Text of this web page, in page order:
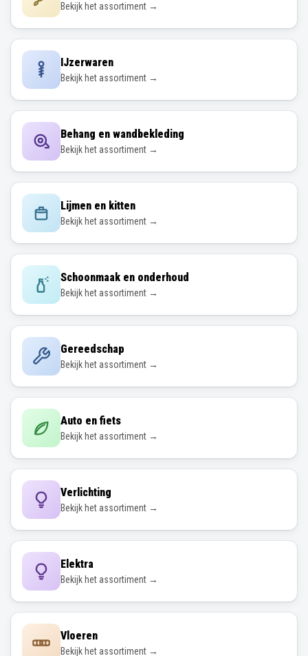
Bekijk het assortiment →
IJzerwaren
Bekijk het assortiment →
Behang en wandbekleding
Bekijk het assortiment →
Lijmen en kitten
Bekijk het assortiment →
Schoonmaak en onderhoud
Bekijk het assortiment →
Gereedschap
Bekijk het assortiment →
Auto en fiets
Bekijk het assortiment →
Verlichting
Bekijk het assortiment →
Elektra
Bekijk het assortiment →
Vloeren
Bekijk het assortiment →